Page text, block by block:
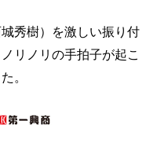
秀樹）を激しい振り付
リノリの手拍子が起こ
。